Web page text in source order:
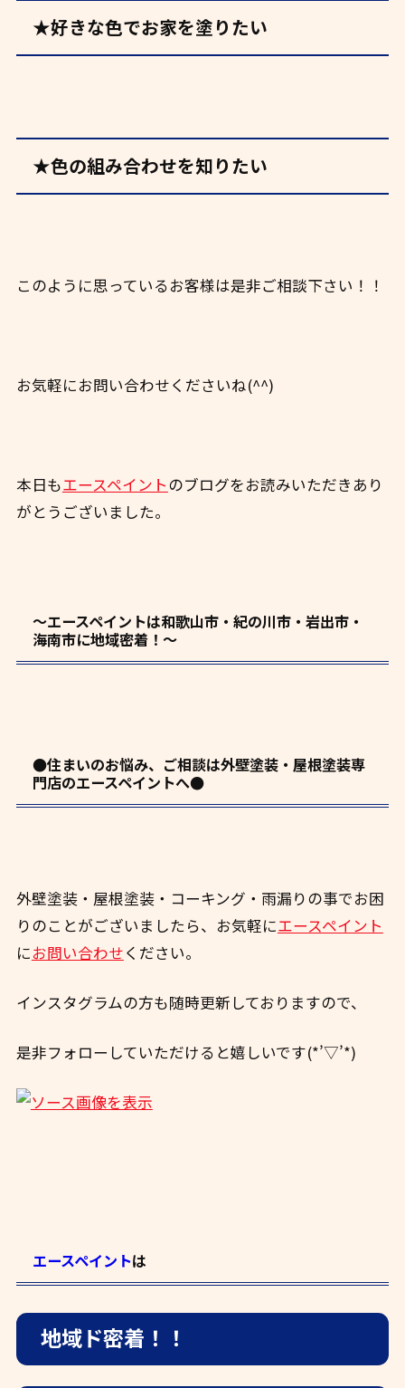
★好きな色でお家を塗りたい
★色の組み合わせを知りたい
このように思っているお客様は是非ご相談下さい！！
お気軽にお問い合わせくださいね(^^)
本日もエースペイントのブログをお読みいただきあり
がとうございました。
～エースペイントは和歌山市・紀の川市・岩出市・
海南市に地域密着！～
●住まいのお悩み、ご相談は外壁塗装・屋根塗装専
門店のエースペイントへ●
外壁塗装・屋根塗装・コーキング・雨漏りの事でお困
りのことがございましたら、お気軽にエースペイント
にお問い合わせください。
インスタグラムの方も随時更新しておりますので、
是非フォローしていただけると嬉しいです(*’▽’*)
エースペイントは
地域ド密着！！